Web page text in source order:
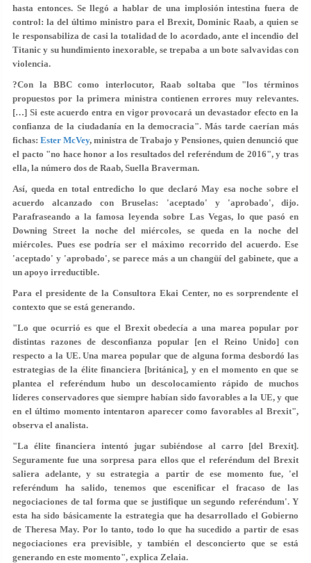
hasta entonces. Se llegó a hablar de una implosión intestina fuera de
control: la del último ministro para el Brexit, Dominic Raab, a quien se
le responsabiliza de casi la totalidad de lo acordado, ante el incendio del
Titanic y su hundimiento inexorable, se trepaba a un bote salvavidas con
violencia.
?Con la BBC como interlocutor, Raab soltaba que "los términos
propuestos por la primera ministra contienen errores muy relevantes.
[…] Si este acuerdo entra en vigor provocará un devastador efecto en la
confianza de la ciudadanía en la democracia". Más tarde caerían más
fichas: Ester McVey, ministra de Trabajo y Pensiones, quien denunció que
el pacto "no hace honor a los resultados del referéndum de 2016", y tras
ella, la número dos de Raab, Suella Braverman.
Así, queda en total entredicho lo que declaró May esa noche sobre el
acuerdo alcanzado con Bruselas: 'aceptado' y 'aprobado', dijo.
Parafraseando a la famosa leyenda sobre Las Vegas, lo que pasó en
Downing Street la noche del miércoles, se queda en la noche del
miércoles. Pues ese podría ser el máximo recorrido del acuerdo. Ese
'aceptado' y 'aprobado', se parece más a un changüí del gabinete, que a
un apoyo irreductible.
Para el presidente de la Consultora Ekai Center, no es sorprendente el
contexto que se está generando.
"Lo que ocurrió es que el Brexit obedecía a una marea popular por
distintas razones de desconfianza popular [en el Reino Unido] con
respecto a la UE. Una marea popular que de alguna forma desbordó las
estrategias de la élite financiera [británica], y en el momento en que se
plantea el referéndum hubo un descolocamiento rápido de muchos
líderes conservadores que siempre habían sido favorables a la UE, y que
en el último momento intentaron aparecer como favorables al Brexit",
observa el analista.
"La élite financiera intentó jugar subiéndose al carro [del Brexit].
Seguramente fue una sorpresa para ellos que el referéndum del Brexit
saliera adelante, y su estrategia a partir de ese momento fue, 'el
referéndum ha salido, tenemos que escenificar el fracaso de las
negociaciones de tal forma que se justifique un segundo referéndum'. Y
esta ha sido básicamente la estrategia que ha desarrollado el Gobierno
de Theresa May. Por lo tanto, todo lo que ha sucedido a partir de esas
negociaciones era previsible, y también el desconcierto que se está
generando en este momento", explica Zelaia.